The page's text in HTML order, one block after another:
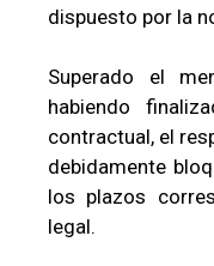
dispuesto por la
Superado el
habiendo
contractual, el
debidamente
los plazos
legal.